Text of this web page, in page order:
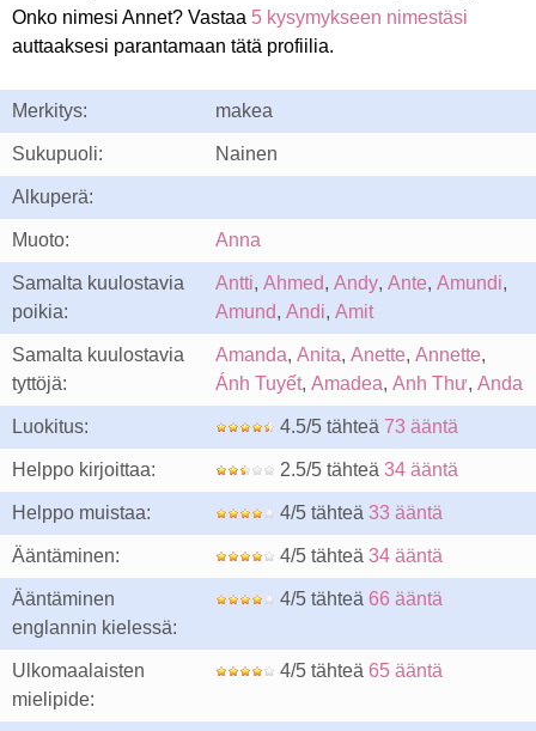
Onko nimesi Annet? Vastaa 5 kysymykseen nimestäsi
auttaaksesi parantamaan tätä profiilia.
Merkitys: makea
Sukupuoli: Nainen
Alkuperä:
Muoto: Anna
Samalta kuulostavia
poikia:
Antti, Ahmed, Andy, Ante, Amundi,
Amund, Andi, Amit
Samalta kuulostavia
tyttöjä:
Amanda, Anita, Anette, Annette,
Ánh Tuyết, Amadea, Anh Thư, Anda
Luokitus: 4.5/5 tähteä 73 ääntä
Helppo kirjoittaa: 2.5/5 tähteä 34 ääntä
Helppo muistaa: 4/5 tähteä 33 ääntä
Ääntäminen: 4/5 tähteä 34 ääntä
Ääntäminen
englannin kielessä:
4/5 tähteä 66 ääntä
Ulkomaalaisten
mielipide:
4/5 tähteä 65 ääntä